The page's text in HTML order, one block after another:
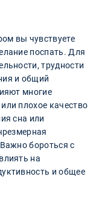
вы чувствуете
поспать. Для
трудности
и общий
многие
плохое качество
сна или
бороться с
на
и общее